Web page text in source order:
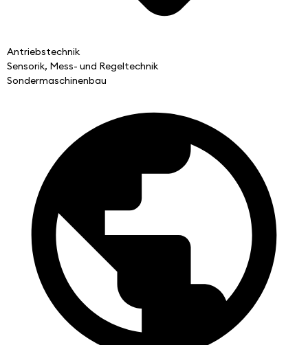
Antriebstechnik
Sensorik, Mess- und Regeltechnik
Sondermaschinenbau